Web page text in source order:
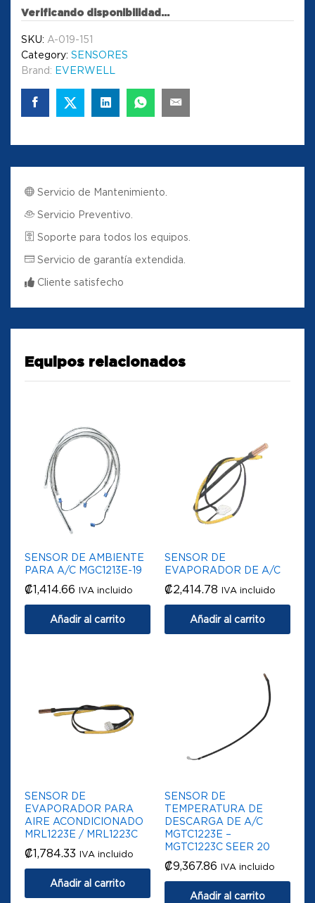
Verificando disponibilidad...
SKU: A-019-151
Category: SENSORES
Brand: EVERWELL
Servicio de Mantenimiento.
Servicio Preventivo.
Soporte para todos los equipos.
Servicio de garantía extendida.
Cliente satisfecho
Equipos relacionados
SENSOR DE AMBIENTE
PARA A/C MGC1213E-19
₡1,414.66 IVA incluido
Añadir al carrito
SENSOR DE
EVAPORADOR DE A/C
₡2,414.78 IVA incluido
Añadir al carrito
SENSOR DE
EVAPORADOR PARA
AIRE ACONDICIONADO
MRL1223E / MRL1223C
₡1,784.33 IVA incluido
Añadir al carrito
SENSOR DE
TEMPERATURA DE
DESCARGA DE A/C
MGTC1223E –
MGTC1223C SEER 20
₡9,367.86 IVA incluido
Añadir al carrito